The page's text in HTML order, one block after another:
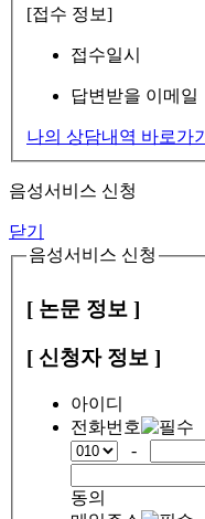
[접수 정보]
접수일시
답변받을 이메일
나의 상담내역 바로가기
음성서비스 신청
닫기
음성서비스 신청
[ 논문 정보 ]
[ 신청자 정보 ]
아이디
전화번호
-
동의